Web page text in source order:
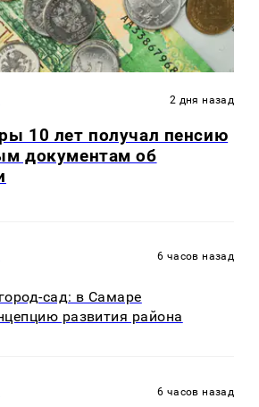
2 дня назад
10 лет получал пенсию
документам об
6 часов назад
сад: в Самаре
развития района
6 часов назад